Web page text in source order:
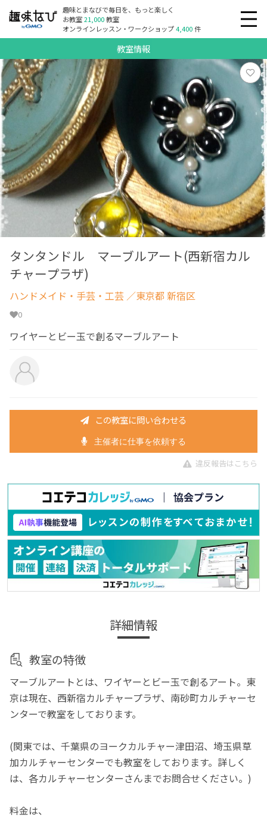
趣味とまなびで毎日を、もっと楽しく
お教室21,000教室
オンラインレッスン・ワークショップ4,400件
教室情報
タンタンドル マーブルアート(西新宿カル
チャープラザ)
ハンドメイド・手芸・工芸 ／東京都 新宿区
0
ワイヤーとビー玉で創るマーブルアート
この教室に問い合わせる
主催者に仕事を依頼する
違反報告はこちら
詳細情報
教室の特徴
マーブルアートとは、ワイヤーとビー玉で創るアート。東
京は現在、西新宿カルチャープラザ、南砂町カルチャーセ
ンターで教室をしております。
(関東では、千葉県のヨークカルチャー津田沼、埼玉県草
加カルチャーセンターでも教室をしております。詳しく
は、各カルチャーセンターさんまでお問合せください。)
料金は、